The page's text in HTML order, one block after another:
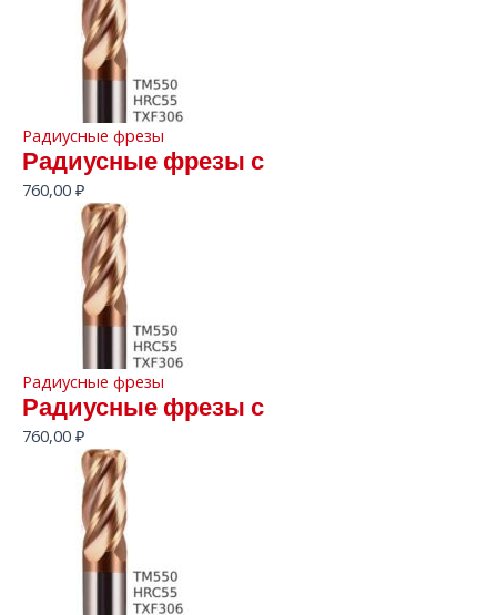
Радиусные фрезы
Радиусные фрезы с
760,00 ₽
Радиусные фрезы
Радиусные фрезы с
760,00 ₽